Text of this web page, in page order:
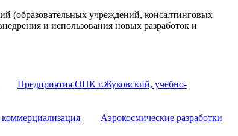
учреждений, консалтинговых
и использования новых разработок и
Предприятия ОПК г.Жуковский, учебно-
Аэрокосмические разработки